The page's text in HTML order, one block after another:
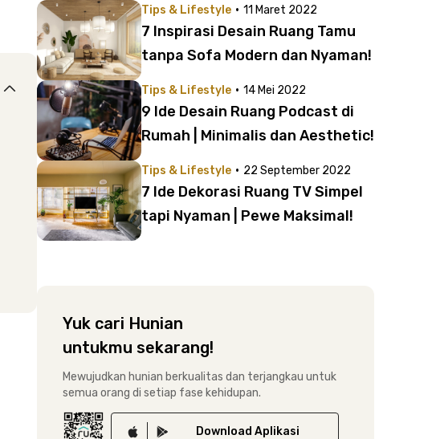
Kantong!
Tips & Lifestyle · 11 Maret 2022
7 Inspirasi Desain Ruang Tamu
tanpa Sofa Modern dan Nyaman!
Tips & Lifestyle · 14 Mei 2022
9 Ide Desain Ruang Podcast di
Rumah | Minimalis dan Aesthetic!
Tips & Lifestyle · 22 September 2022
7 Ide Dekorasi Ruang TV Simpel
tapi Nyaman | Pewe Maksimal!
Yuk cari Hunian
untukmu sekarang!
Mewujudkan hunian berkualitas dan terjangkau untuk
semua orang di setiap fase kehidupan.
Download Aplikasi